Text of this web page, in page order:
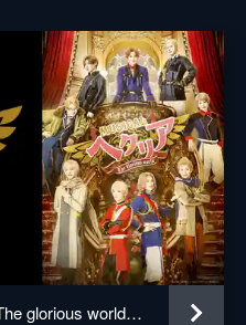
ミュージカル「ヘタリア〜The glorious world〜」